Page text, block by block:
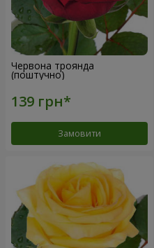
Червона троянда
(поштучно)
Замовити